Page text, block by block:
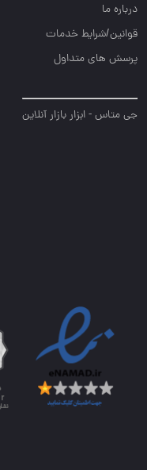
درباره ما
قوانین/شرایط خدمات
پرسش های متداول
جی متاس - ابزار بازار آنلاین